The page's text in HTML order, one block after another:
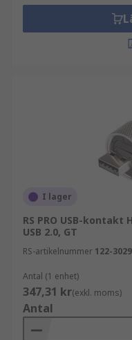
I lager
RS PRO USB-kontakt
USB 2.0, GT
RS-artikelnummer 122-3029
Antal (1 enhet)
347,31 kr(exkl. moms)
Antal